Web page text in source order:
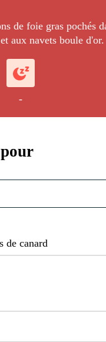
de foie gras pochés
aux navets boule d'or.
-
de canard